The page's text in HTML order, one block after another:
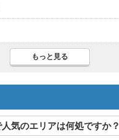
もっと見る
気のエリアは何処ですか？